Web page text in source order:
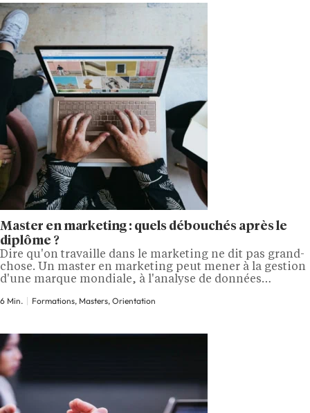
Voici…
Master en marketing : quels débouchés après le
diplôme ?
Dire qu'on travaille dans le marketing ne dit pas grand-
chose. Un master en marketing peut mener à la gestion
d'une marque mondiale, à l'analyse de données
distribution. Ce qui fait la différence entre ces parcours,
6 Min. Formations, Masters, Orientation